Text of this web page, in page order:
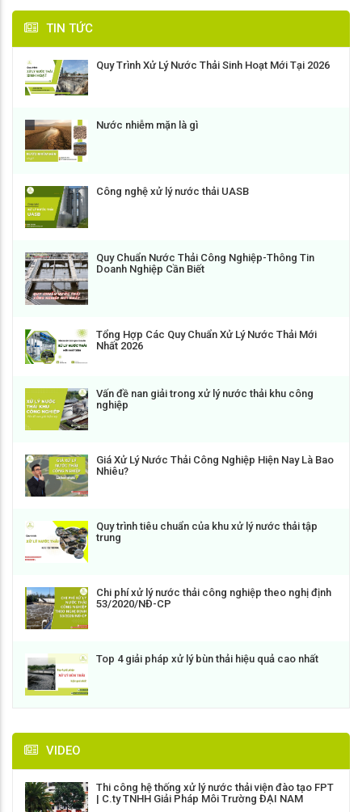
TIN TỨC
Quy Trình Xử Lý Nước Thải Sinh Hoạt Mới Tại 2026
Nước nhiễm mặn là gì
Công nghệ xử lý nước thải UASB
Quy Chuẩn Nước Thải Công Nghiệp-Thông Tin
Doanh Nghiệp Cần Biết
Tổng Hợp Các Quy Chuẩn Xử Lý Nước Thải Mới
Nhất 2026
Vấn đề nan giải trong xử lý nước thải khu công
nghiệp
Giá Xử Lý Nước Thải Công Nghiệp Hiện Nay Là Bao
Nhiêu?
Quy trình tiêu chuẩn của khu xử lý nước thải tập
trung
Chi phí xử lý nước thải công nghiệp theo nghị định
53/2020/NĐ-CP
Top 4 giải pháp xử lý bùn thải hiệu quả cao nhất
VIDEO
Thi công hệ thống xử lý nước thải viện đào tạo FPT
| C.ty TNHH Giải Pháp Môi Trường ĐẠI NAM